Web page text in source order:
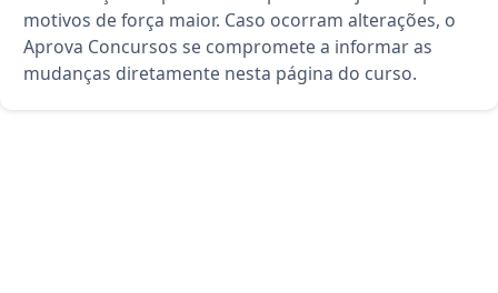
motivos de força maior. Caso ocorram alterações, o
Aprova Concursos se compromete a informar as
mudanças diretamente nesta página do curso.